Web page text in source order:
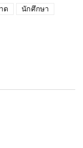
ด
นักศึกษา